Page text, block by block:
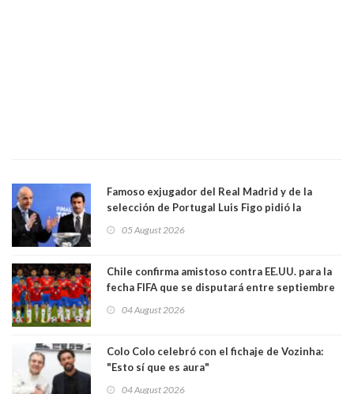
Famoso exjugador del Real Madrid y de la
selección de Portugal Luis Figo pidió la
comportamiento más bajo y cobarde que he
05 August 2026
Chile confirma amistoso contra EE.UU. para la
fecha FIFA que se disputará entre septiembre
04 August 2026
Colo Colo celebró con el fichaje de Vozinha:
"Esto sí que es aura"
04 August 2026